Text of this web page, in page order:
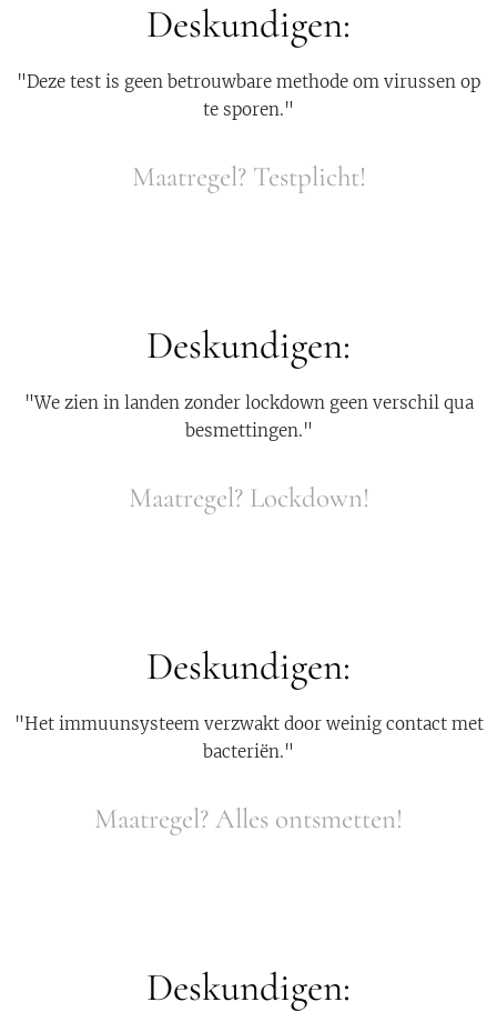
Deskundigen:
"Deze test is geen betrouwbare methode om virussen op
te sporen."
Maatregel? Testplicht!
Deskundigen:
"We zien in landen zonder lockdown geen verschil qua
besmettingen."
Maatregel? Lockdown!
Deskundigen:
"Het immuunsysteem verzwakt door weinig contact met
bacteriën."
Maatregel? Alles ontsmetten!
Deskundigen: